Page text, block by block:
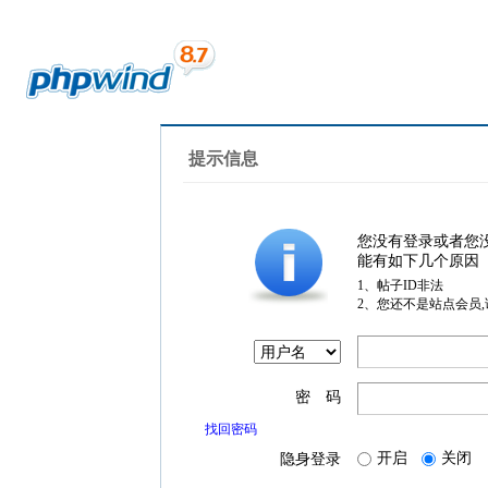
提示信息
您没有登录或者您
能有如下几个原因
1、帖子ID非法
2、您还不是站点会员
密 码
找回密码
隐身登录 开启 关闭